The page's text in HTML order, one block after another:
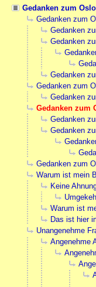
Gedanken zum
Gedanken zum
Gedanken
Gedanken
Gedanken
Gedanken zum
Gedanken
Gedanken zum
Gedanken
Gedanken
Gedanken zum
Warum ist mein
Keine
Warum ist
Das ist hier
Unangenehme
Angenehme